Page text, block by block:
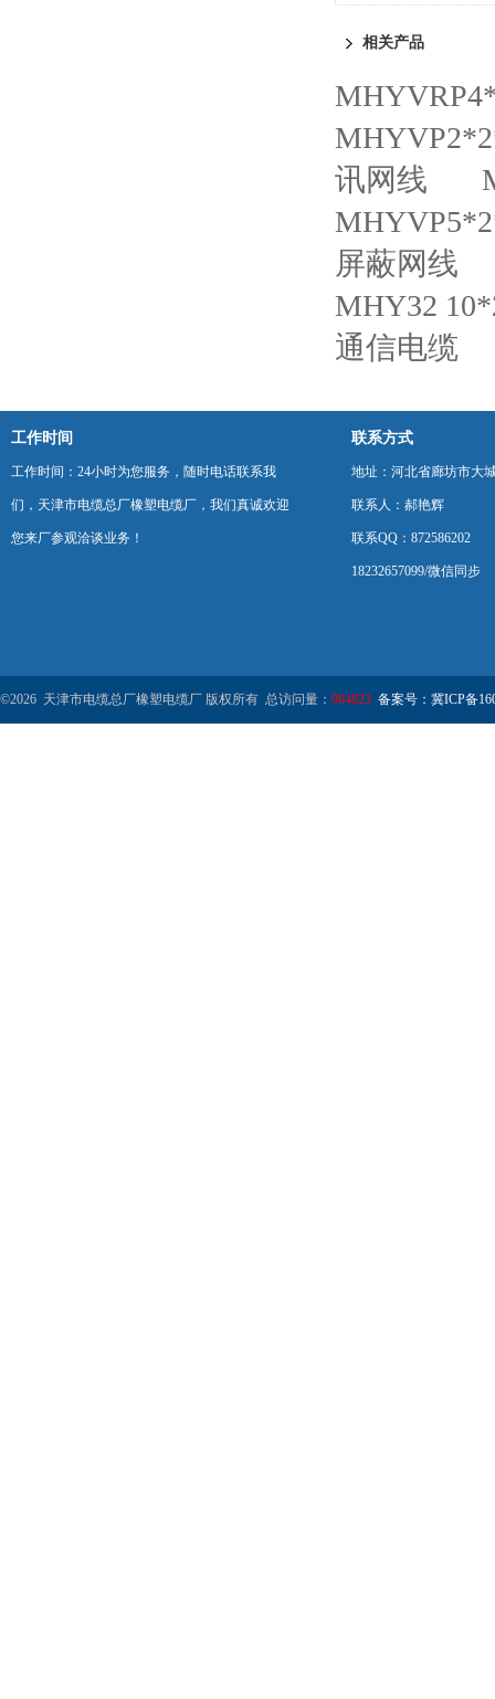
相关产品
讯网线
屏蔽网线
MHY32
通信电缆
工作时间
工作时间：24小时为您服务，随时电话联系我
们，天津市电缆总厂橡塑电缆厂，我们真诚欢迎
您来厂参观洽谈业务！
联系方式
地址：河北省廊坊市大
联系人：郝艳辉
联系QQ：872586202
18232657099/微信同步
©2026 天津市电缆总厂橡塑电缆厂 版权所有 总访问量： 964823 备案号：冀ICP备